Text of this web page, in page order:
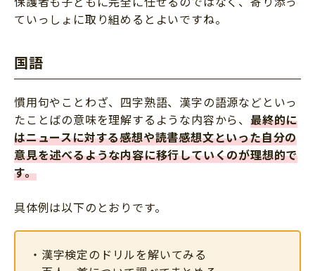
ていっしょに取り組めるとよいですね。
国語
慣用句やことわざ、四字熟語、漢字の語源などといっ
たことばの意味を理解するような内容から、 最終的に
はニュースに対する感想や読書感想文といった自分の
意見を述べるような内容に移行していくのが理想的で
す。
具体例は以下のとおりです。
・漢字検定のドリルを解いてみる